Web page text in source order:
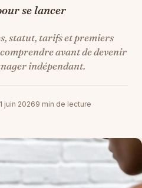
se lancer
statut, tarifs et premiers
avant de devenir
indépendant.
1 juin 20269 min de lecture